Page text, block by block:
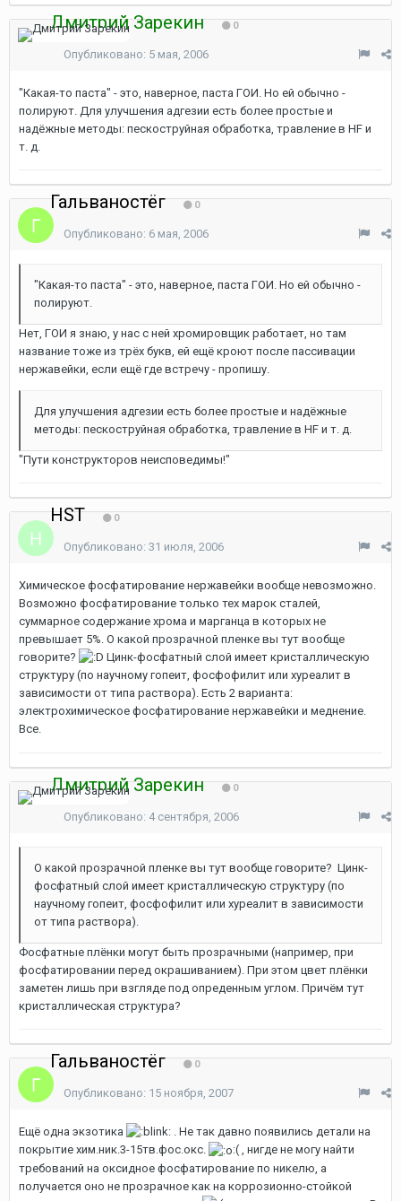
Дмитрий Зарекин 0
Опубликовано: 5 мая, 2006
"Какая-то паста" - это, наверное, паста ГОИ. Но ей обычно -
полируют. Для улучшения адгезии есть более простые и
надёжные методы: пескоструйная обработка, травление в HF и
т. д.
Гальваностёг 0
Опубликовано: 6 мая, 2006
"Какая-то паста" - это, наверное, паста ГОИ. Но ей обычно -
полируют.
Нет, ГОИ я знаю, у нас с ней хромировщик работает, но там
название тоже из трёх букв, ей ещё кроют после пассивации
нержавейки, если ещё где встречу - пропишу.
Для улучшения адгезии есть более простые и надёжные
методы: пескоструйная обработка, травление в HF и т. д.
"Пути конструкторов неисповедимы!"
HST 0
Опубликовано: 31 июля, 2006
Химическое фосфатирование нержавейки вообще невозможно.
Возможно фосфатирование только тех марок сталей,
суммарное содержание хрома и марганца в которых не
превышает 5%. О какой прозрачной пленке вы тут вообще
говорите?
Цинк-фосфатный слой имеет кристаллическую
структуру (по научному гопеит, фосфофилит или хуреалит в
зависимости от типа раствора). Есть 2 варианта:
электрохимическое фосфатирование нержавейки и меднение.
Все.
Дмитрий Зарекин 0
Опубликовано: 4 сентября, 2006
О какой прозрачной пленке вы тут вообще говорите? Цинк-
фосфатный слой имеет кристаллическую структуру (по
научному гопеит, фосфофилит или хуреалит в зависимости
от типа раствора).
Фосфатные плёнки могут быть прозрачными (например, при
фосфатировании перед окрашиванием). При этом цвет плёнки
заметен лишь при взгляде под опреденным углом. Причём тут
кристаллическая структура?
Гальваностёг 0
Опубликовано: 15 ноября, 2007
Ещё одна экзотика
. Не так давно появились детали на
покрытие хим.ник.3-15тв.фос.окс.
:( , нигде не могу найти
требований на оксидное фосфатирование по никелю, а
получается оно не прозрачное как на коррозионно-стойкой